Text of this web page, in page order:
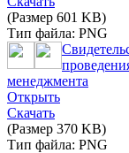
(Размер 601 KB)
Тип файла: PNG
менеджмента
Открыть
Скачать
(Размер 370 KB)
Тип файла: PNG